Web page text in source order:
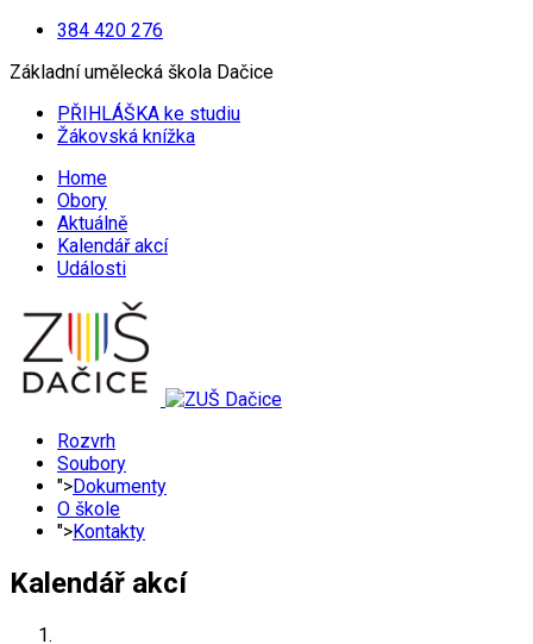
384 420 276
Základní umělecká škola Dačice
PŘIHLÁŠKA ke studiu
Žákovská knížka
Home
Obory
Aktuálně
Kalendář akcí
Události
Rozvrh
Soubory
">Dokumenty
O škole
">Kontakty
Kalendář akcí